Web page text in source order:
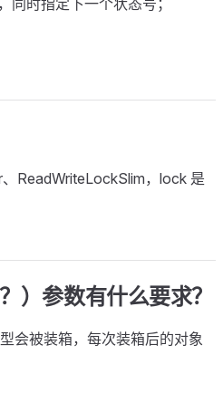
时指定下一个状态号；
ReadWriteLockSlim，lock 是
）参数有什么要求？
会被装箱，每次装箱后的对象